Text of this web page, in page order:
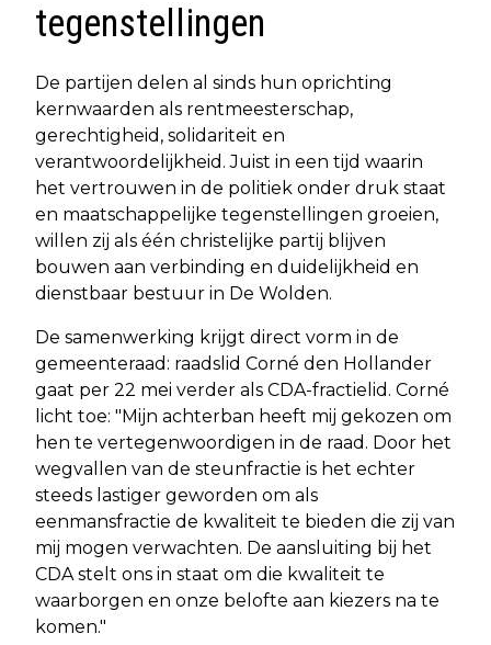
tegenstellingen
De partijen delen al sinds hun oprichting
kernwaarden als rentmeesterschap,
gerechtigheid, solidariteit en
verantwoordelijkheid. Juist in een tijd waarin
het vertrouwen in de politiek onder druk staat
en maatschappelijke tegenstellingen groeien,
willen zij als één christelijke partij blijven
bouwen aan verbinding en duidelijkheid en
dienstbaar bestuur in De Wolden.
De samenwerking krijgt direct vorm in de
gemeenteraad: raadslid Corné den Hollander
gaat per 22 mei verder als CDA-fractielid. Corné
licht toe: "Mijn achterban heeft mij gekozen om
hen te vertegenwoordigen in de raad. Door het
wegvallen van de steunfractie is het echter
steeds lastiger geworden om als
eenmansfractie de kwaliteit te bieden die zij van
mij mogen verwachten. De aansluiting bij het
CDA stelt ons in staat om die kwaliteit te
waarborgen en onze belofte aan kiezers na te
komen."